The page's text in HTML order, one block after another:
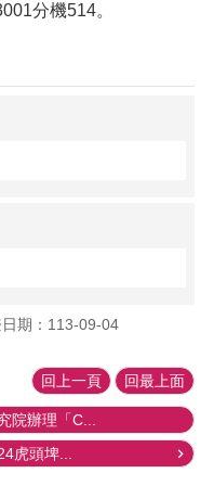
分機514。
期：113-09-04
回上一頁 回最上面
院辦理「C...
虎頭埤...